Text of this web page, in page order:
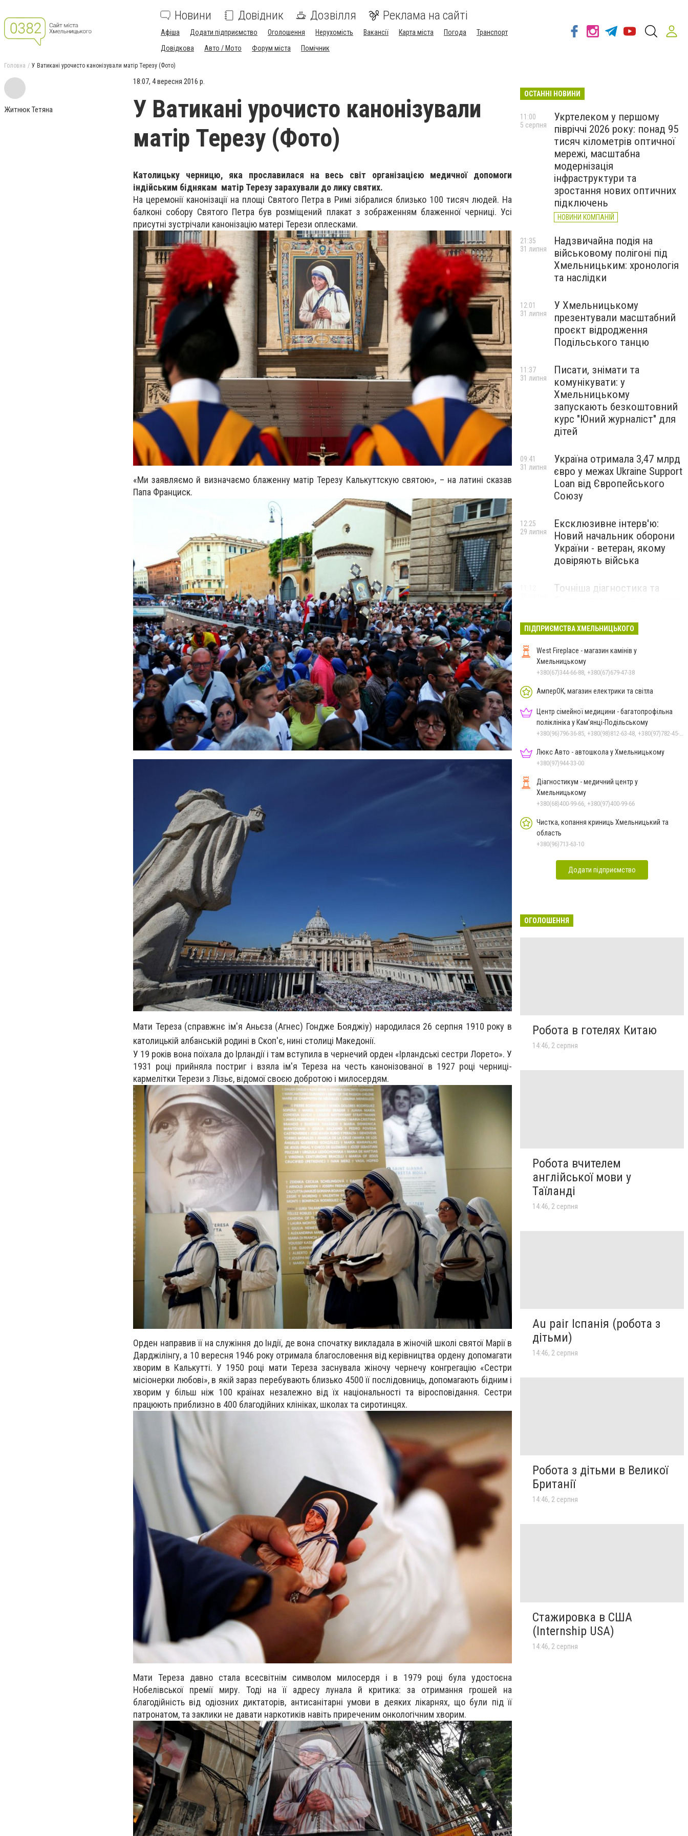
Новини Довідник Дозвілля Реклама на сайті
Афіша Додати підприємство Оголошення Нерухомість Вакансії Карта міста Погода
Транспорт
Довідкова
Авто / Мото Форум міста Помічник
Головна У Ватикані урочисто канонізували матір Терезу (Фото)
Житнюк Тетяна
18:07, 4 вересня 2016 р.
У Ватикані урочисто канонізували
матір Терезу (Фото)
Католицьку черницю, яка прославилася на весь світ організацією медичної допомоги
індійським біднякам матір Терезу зарахували до лику святих.
На церемонії канонізації на площі Святого Петра в Римі зібралися близько 100 тисяч людей. На
балконі собору Святого Петра був розміщений плакат з зображенням блаженної черниці. Усі
присутні зустрічали канонізацію матері Терези оплесками.
«Ми заявляємо й визначаємо блаженну матір Терезу Калькуттскую святою», – на латині сказав
Папа Франциск.
Мати Тереза (справжнє ім'я Аньєза (Агнес) Гондже Бояджіу) народилася 26 серпня 1910 року в
католицькій албанській родині в Скоп'є, нині столиці Македонії.
У 19 років вона поїхала до Ірландії і там вступила в чернечий орден «Ірландські сестри Лорето». У
1931 році прийняла постриг і взяла ім'я Тереза на честь канонізованої в 1927 році черниці-
кармелітки Терези з Лізьє, відомої своєю добротою і милосердям.
Орден направив її на служіння до Індії, де вона спочатку викладала в жіночій школі святої Марії в
Дарджілінгу, а 10 вересня 1946 року отримала благословення від керівництва ордену допомагати
хворим в Калькутті. У 1950 році мати Тереза заснувала жіночу чернечу конгрегацію «Сестри
місіонерки любові», в якій зараз перебувають близько 4500 її послідовниць, допомагають бідним і
хворим у більш ніж 100 країнах незалежно від їх національності та віросповідання. Сестри
працюють приблизно в 400 благодійних клініках, школах та сиротинцях.
Мати Тереза давно стала всесвітнім символом милосердя і в 1979 році була удостоєна
Нобелівської премії миру. Тоді на її адресу лунала й критика: за отримання грошей на
благодійність від одіозних диктаторів, антисанітарні умови в деяких лікарнях, що були під її
патронатом, та заклики не давати наркотиків навіть приреченим онкологічним хворим.
ОСТАННІ НОВИНИ
Укртелеком у першому
півріччі 2026 року: понад 95
тисяч кілометрів оптичної
мережі, масштабна
модернізація
інфраструктури та
зростання нових оптичних
підключень
НОВИНИ КОМПАНІЙ
11:00
5 серпня
Надзвичайна подія на
військовому полігоні під
Хмельницьким: хронологія
та наслідки
21:35
31 липня
У Хмельницькому
презентували масштабний
проєкт відродження
Подільського танцю
12:01
31 липня
Писати, знімати та
комунікувати: у
Хмельницькому
запускають безкоштовний
курс "Юний журналіст" для
дітей
11:37
31 липня
Україна отримала 3,47 млрд
євро у межах Ukraine Support
Loan від Європейського
Союзу
09:41
31 липня
Ексклюзивне інтерв'ю:
Новий начальник оборони
України - ветеран, якому
довіряють війська
12:25
29 липня
Точніша діагностика та
протипухлинному центрі
запрацював новий
томограф
Паперовий флот замість
Чорноморського: як реальні
на дитячу аплікацію
27 липня
ПІДПРИЄМСТВА ХМЕЛЬНИЦЬКОГО
West Fireplace - магазин камінів у
Хмельницькому
+380(67)344-66-88, +380(67)679-47-38
АмперОК, магазин електрики та світла
Центр сімейної медицини - багатопрофільна
поліклініка у Кам’янці-Подільському
+380(96)796-36-85, +380(98)812-63-48, +380(97)782-45-70
Люкс Авто - автошкола у Хмельницькому
+380(97)944-33-00
Діагностикум - медичний центр у
Хмельницькому
+380(68)400-99-66, +380(97)400-99-66
Чистка, копання криниць Хмельницький та
область
+380(96)713-63-10
Додати підприємство
ОГОЛОШЕННЯ
Робота в готелях Китаю
14:46, 2 серпня
Робота вчителем
англійської мови у
Таїланді
14:46, 2 серпня
Au pair Іспанія (робота з
дітьми)
14:46, 2 серпня
Робота з дітьми в Великої
Британії
14:46, 2 серпня
Стажировка в США
(Internship USA)
14:46, 2 серпня